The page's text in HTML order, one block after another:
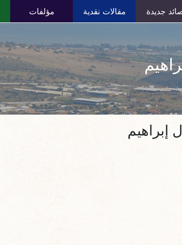
جديدة مقالات نقدية مؤلفات
إبراهيم